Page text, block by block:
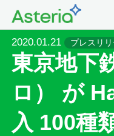
2020.01.21 プレスリリ
東京地下
ロ） が
入 100種